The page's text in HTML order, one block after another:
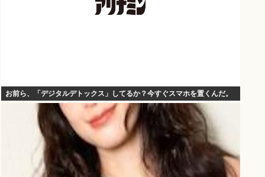
お前ら、「デジタルデトックス」してるか？今すぐスマホを置くんだ。